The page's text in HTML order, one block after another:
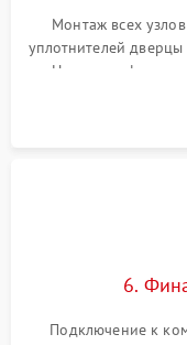
Монтаж всех
уплотнителей
Надежная
сборка
6.
Подключение к